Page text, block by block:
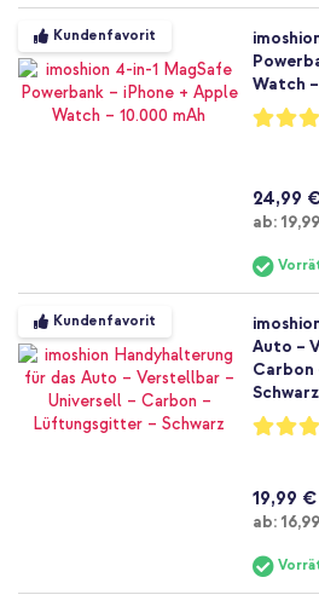
Kundenfavorit
Watch –
92%
24,99
ab: Ab
Kundenfavorit
Auto –
Schwarz
96%
19,99 €
ab: Ab